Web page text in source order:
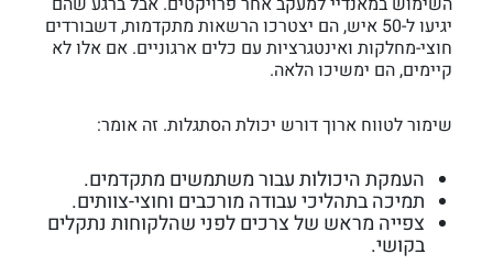
יגיעו ל-50 איש, הם יצטרכו הרשאות מתקדמות, דשבורדים
חוצי-מחלקות ואינטגרציות עם כלים ארגוניים. אם אלו לא
קיימים, הם ימשיכו הלאה.
שימור לטווח ארוך דורש יכולת הסתגלות. זה אומר:
העמקת היכולות עבור משתמשים מתקדמים.
תמיכה בתהליכי עבודה מורכבים וחוצי-צוותים.
צפייה מראש של צרכים לפני שהלקוחות נתקלים
בקושי.